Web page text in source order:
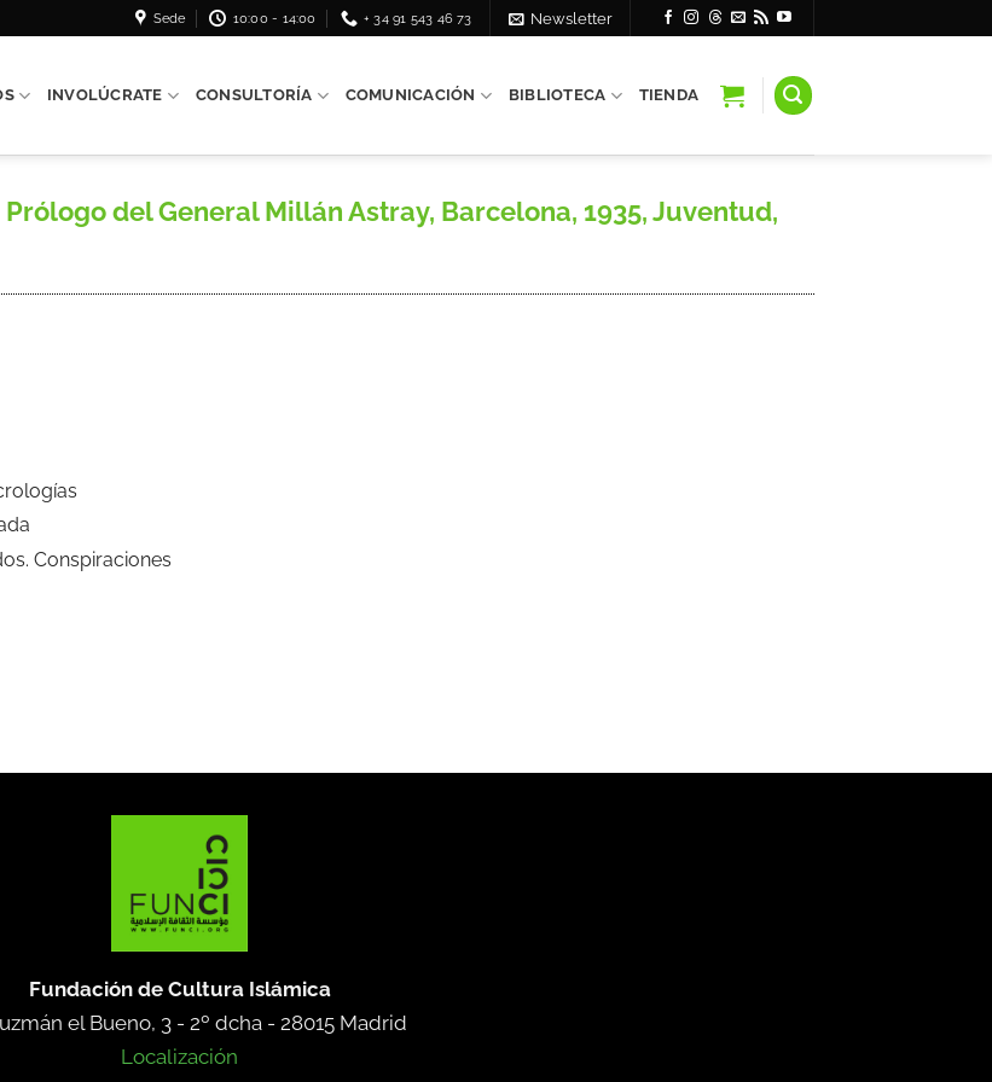
Sede 10:00 - 14:00 + 34 91 543 46 73 Newsletter
INVOLÚCRATE CONSULTORÍA COMUNICACIÓN BIBLIOTECA TIENDA
del General Millán Astray, Barcelona, 1935, Juventud,
Conspiraciones
Fundación de Cultura Islámica
el Bueno, 3 - 2º dcha - 28015 Madrid
Localización